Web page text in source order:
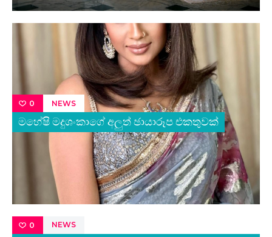
0 NEWS
මහේෂි මදුශංකාගේ අලුත් ඡායාරූප එකතුවක්
0 NEWS